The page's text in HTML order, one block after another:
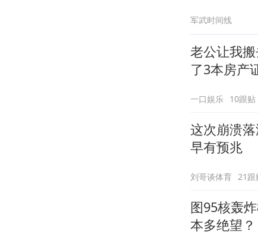
军武时间线
老公让我
了3本房产
一口娱乐 10跟贴
这次崩溃
早有预兆
刘哥谈体育 21跟
图95核轰
本多绝望？